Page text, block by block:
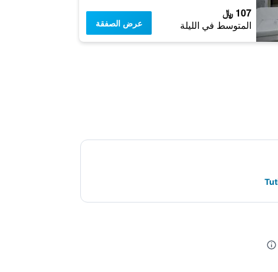
107 ﷼
المتوسط في الليلة عرض الصفقة